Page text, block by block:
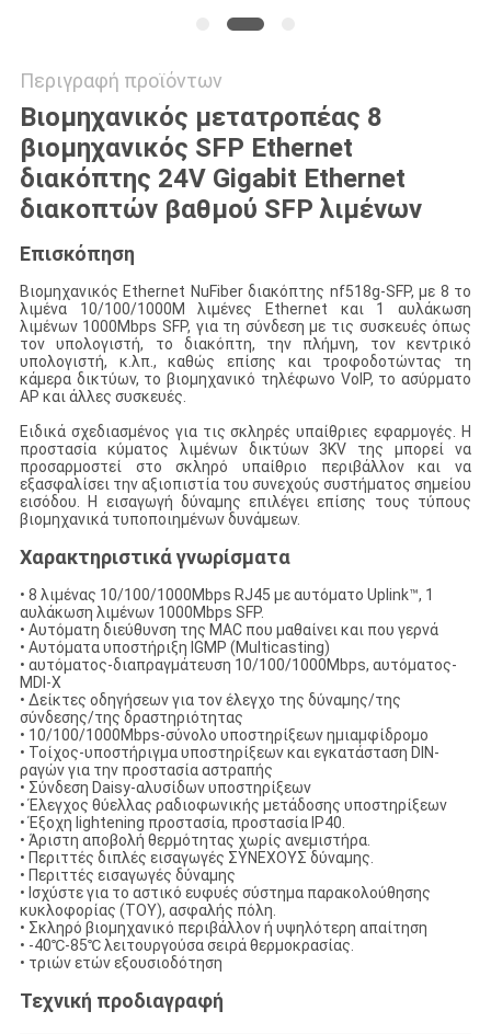
Περιγραφή προϊόντων
Βιομηχανικός μετατροπέας 8
βιομηχανικός SFP Ethernet
διακόπτης 24V Gigabit Ethernet
διακοπτών βαθμού SFP λιμένων
Επισκόπηση
Βιομηχανικός Ethernet NuFiber διακόπτης nf518g-SFP, με 8 το
λιμένα 10/100/1000M λιμένες Ethernet και 1 αυλάκωση
λιμένων 1000Mbps SFP, για τη σύνδεση με τις συσκευές όπως
τον υπολογιστή, το διακόπτη, την πλήμνη, τον κεντρικό
υπολογιστή, κ.λπ., καθώς επίσης και τροφοδοτώντας τη
κάμερα δικτύων, το βιομηχανικό τηλέφωνο VoIP, το ασύρματο
AP και άλλες συσκευές.
Ειδικά σχεδιασμένος για τις σκληρές υπαίθριες εφαρμογές. Η
προστασία κύματος λιμένων δικτύων 3KV της μπορεί να
προσαρμοστεί στο σκληρό υπαίθριο περιβάλλον και να
εξασφαλίσει την αξιοπιστία του συνεχούς συστήματος σημείου
εισόδου. Η εισαγωγή δύναμης επιλέγει επίσης τους τύπους
βιομηχανικά τυποποιημένων δυνάμεων.
Χαρακτηριστικά γνωρίσματα
• 8 λιμένας 10/100/1000Mbps RJ45 με αυτόματο Uplink™, 1
αυλάκωση λιμένων 1000Mbps SFP.
• Αυτόματη διεύθυνση της MAC που μαθαίνει και που γερνά
• Αυτόματα υποστήριξη IGMP (Multicasting)
• αυτόματος-διαπραγμάτευση 10/100/1000Mbps, αυτόματος-
MDI-Χ
• Δείκτες οδηγήσεων για τον έλεγχο της δύναμης/της
σύνδεσης/της δραστηριότητας
• 10/100/1000Mbps-σύνολο υποστηρίξεων ημιαμφίδρομο
• Τοίχος-υποστήριγμα υποστηρίξεων και εγκατάσταση DIN-
ραγών για την προστασία αστραπής
• Σύνδεση Daisy-αλυσίδων υποστηρίξεων
• Έλεγχος θύελλας ραδιοφωνικής μετάδοσης υποστηρίξεων
• Έξοχη lightening προστασία, προστασία IP40.
• Άριστη αποβολή θερμότητας χωρίς ανεμιστήρα.
• Περιττές διπλές εισαγωγές ΣΥΝΕΧΟΥΣ δύναμης.
• Περιττές εισαγωγές δύναμης
• Ισχύστε για το αστικό ευφυές σύστημα παρακολούθησης
κυκλοφορίας (ΤΟΥ), ασφαλής πόλη.
• Σκληρό βιομηχανικό περιβάλλον ή υψηλότερη απαίτηση
• -40℃-85℃ λειτουργούσα σειρά θερμοκρασίας.
• τριών ετών εξουσιοδότηση
Τεχνική προδιαγραφή